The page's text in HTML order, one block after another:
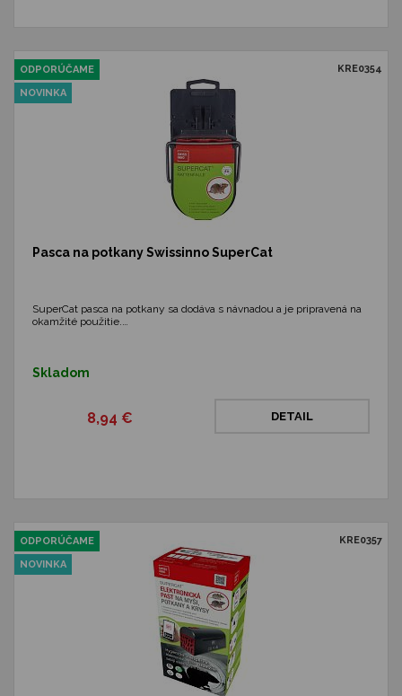
KRE0354
ODPORÚČAME
NOVINKA
Pasca na potkany Swissinno SuperCat
SuperCat pasca na potkany sa dodáva s návnadou a je pripravená na
okamžité použitie.…
Skladom
8,94 € DETAIL
KRE0357
ODPORÚČAME
NOVINKA